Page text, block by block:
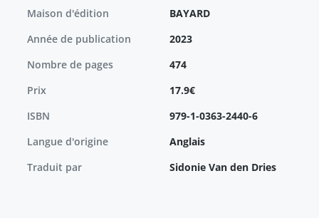
Maison d'édition
BAYARD
Année de publication
2023
Nombre de pages
474
Prix
17.9€
ISBN
979-1-0363-2440-6
Langue d'origine
Anglais
Traduit par
Sidonie Van den Dries